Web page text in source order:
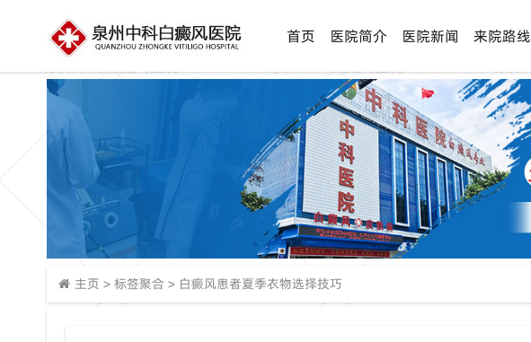
首页 医院简介 医院新闻 来院路线
主页 > 标签聚合 > 白癜风患者夏季衣物选择技巧